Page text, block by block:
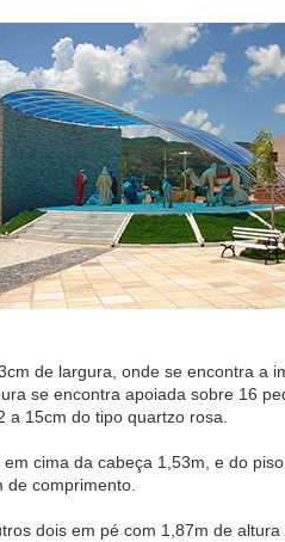
de largura, onde se encontra a
se encontra apoiada sobre 16
15cm do tipo quartzo rosa.
cima da cabeça 1,53m, e do
comprimento.
dois em pé com 1,87m de altura